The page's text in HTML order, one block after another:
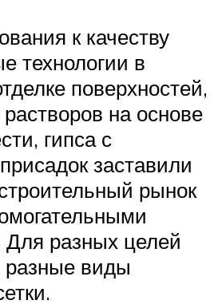
к качеству
технологии в
поверхностей,
на основе
гипса с
заставили
рынок
разных целей
разные виды